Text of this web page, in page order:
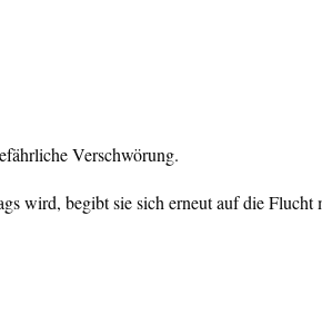
Verschwörung.
wird, begibt sie sich erneut auf die Flucht